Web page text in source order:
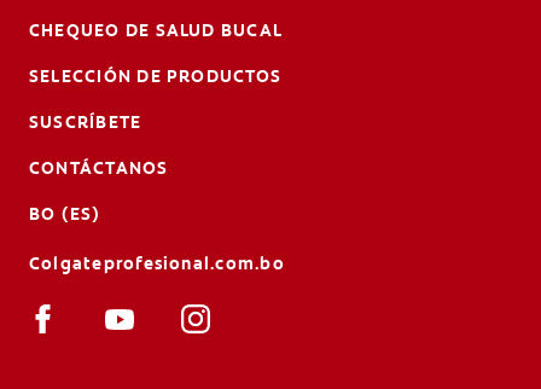
CHEQUEO DE SALUD BUCAL
SELECCIÓN DE PRODUCTOS
SUSCRÍBETE
CONTÁCTANOS
BO (ES)
Colgateprofesional.com.bo